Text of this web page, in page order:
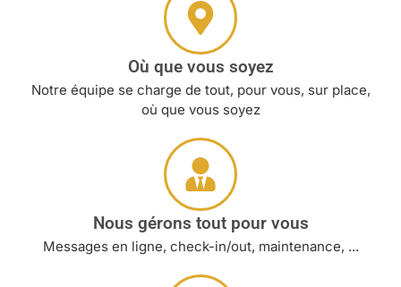
Où que vous soyez
Notre équipe se charge de tout, pour vous, sur place,
où que vous soyez
Nous gérons tout pour vous
Messages en ligne, check-in/out, maintenance, ...